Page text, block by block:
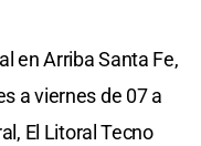
en Arriba Santa Fe,
a viernes de 07 a
El Litoral Tecno